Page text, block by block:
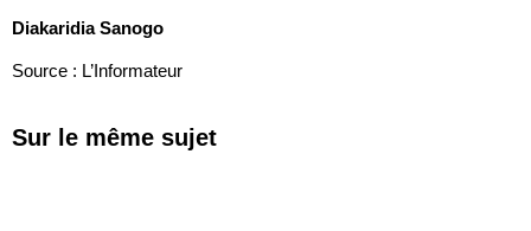
Diakaridia Sanogo
Source : L’Informateur
Sur le même sujet